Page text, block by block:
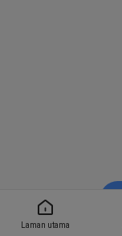
Laman utama